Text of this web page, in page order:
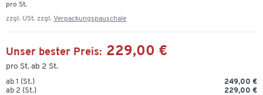
pro St.
zzgl. USt. zzgl. Verpackungspauschale
Unser bester Preis: 229,00 €
pro St. ab 2 St.
ab 1 (St.)
249,00 €
ab 2 (St.)
229,00 €